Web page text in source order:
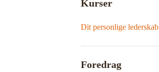
Kurser
Dit personlige lederskab
Foredrag